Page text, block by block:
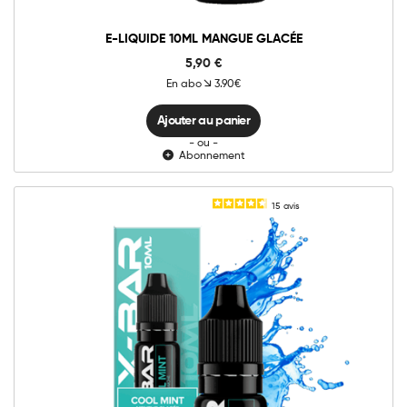
E-LIQUIDE 10ML MANGUE GLACÉE
5,90 €
En abo 3.90€
Ajouter au panier
- ou -
Abonnement
15 avis
10mg 20mg